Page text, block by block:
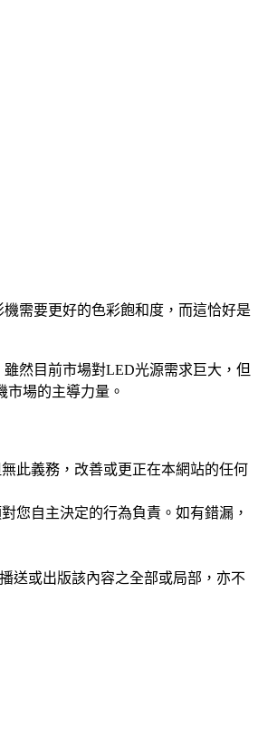
需要更好的色彩飽和度，而這恰好是
然目前市場對LED光源需求巨大，但
場的主導力量。
此義務，改善或更正在本網站的任何
您自主決定的行為負責。如有錯漏，
送或出版該內容之全部或局部，亦不